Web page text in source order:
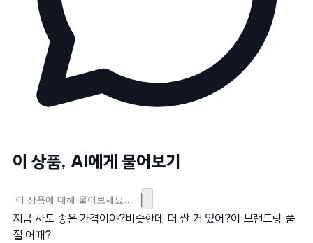
이 상품, AI에게 물어보기
지금 사도 좋은 가격이야?비슷한데 더 싼 거 있어?이 브랜드랑 품
질 어때?